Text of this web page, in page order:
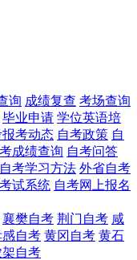
询 成绩复查 考场查询
毕业申请 学位英语培
报考动态 自考政策 自
成绩查询 自考问答
自考学习方法 外省自考
试系统 自考网上报名
襄樊自考 荆门自考 咸
感自考 黄冈自考 黄石
自考